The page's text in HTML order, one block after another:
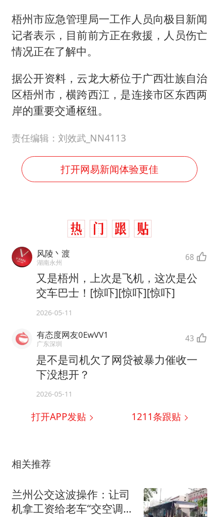
梧州市应急管理局一工作人员向极目新闻
记者表示，目前前方正在救援，人员伤亡
情况正在了解中。
据公开资料，云龙大桥位于广西壮族自治
区梧州市，横跨西江，是连接市区东西两
岸的重要交通枢纽。
责任编辑：刘效武_NN4113
打开网易新闻体验更佳
风陵丶渡
湖南永州 68
又是梧州，上次是飞机，这次是公
交车巴士！[惊吓][惊吓][惊吓]
2026-05-11
有态度网友0EwVV1
广东深圳 43
是不是司机欠了网贷被暴力催收一
下没想开？
2026-05-11
打开APP发贴 1211条跟贴
相关推荐
兰州公交这波操作：让司
机拿工资给老车“交空调